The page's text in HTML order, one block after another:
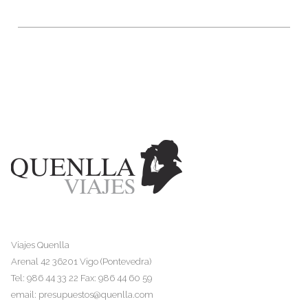
Viajes Quenlla
Arenal 42 36201 Vigo (Pontevedra)
Tel: 986 44 33 22 Fax: 986 44 60 59
email: presupuestos@quenlla.com